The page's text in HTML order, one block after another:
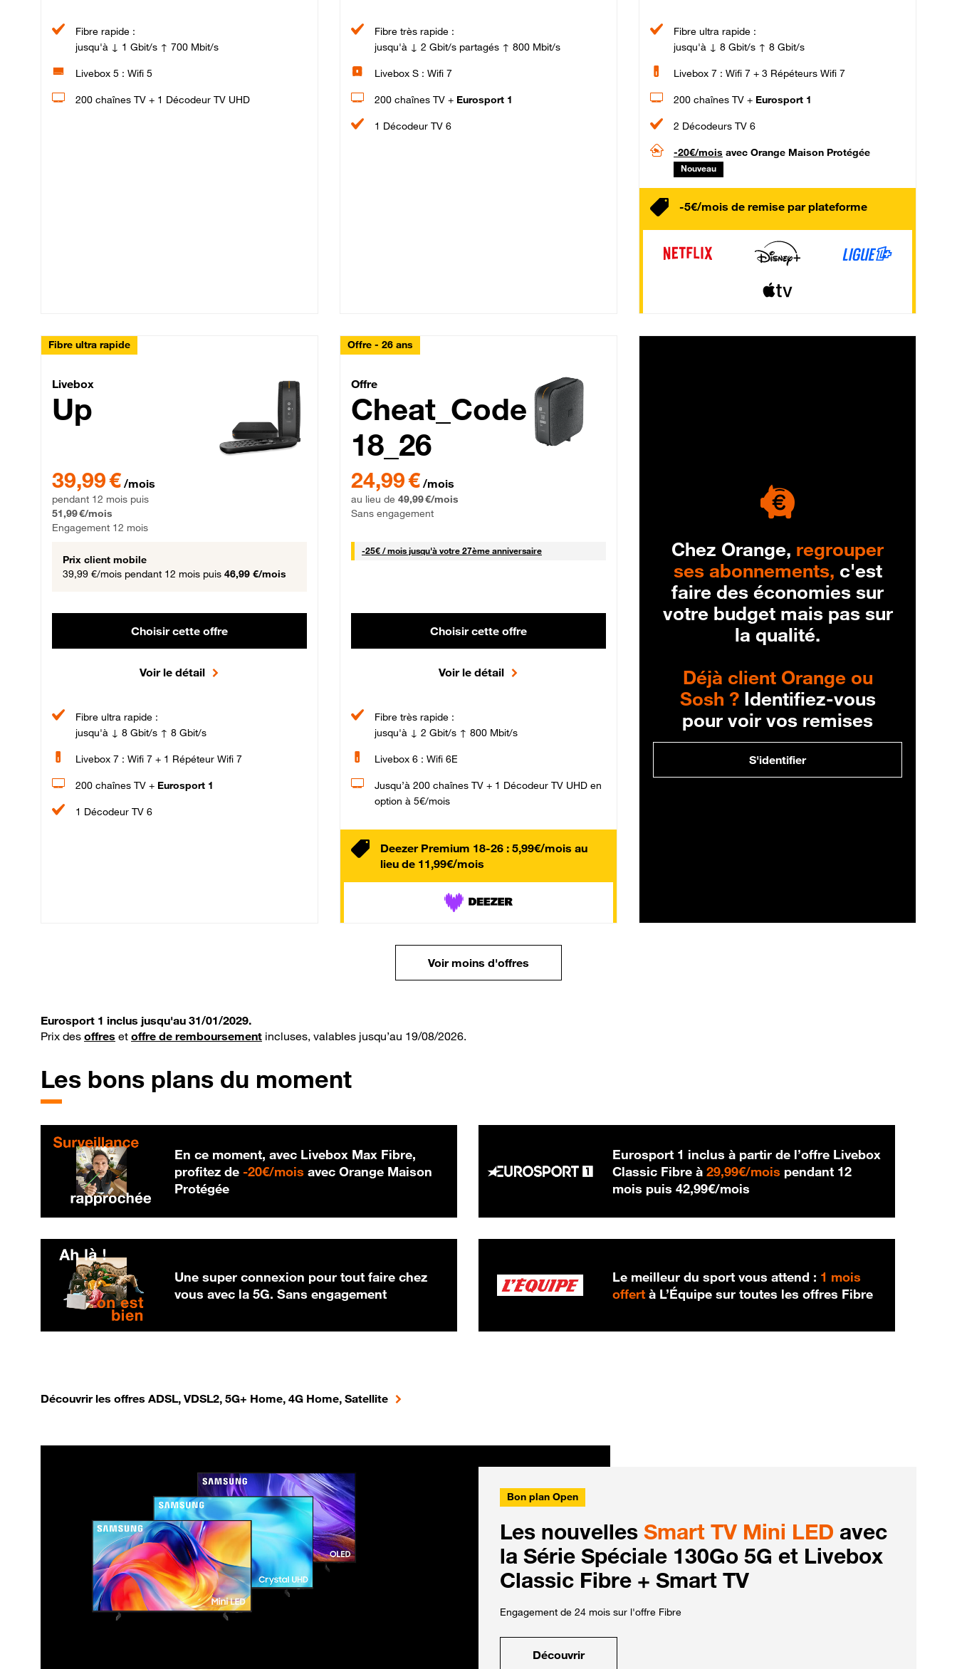
Fibre rapide :
jusqu'à ↓ 1 Gbit/s ↑ 700 Mbit/s
Livebox 5 : Wifi 5
200 chaînes TV + 1 Décodeur TV UHD
Fibre très rapide :
jusqu'à ↓ 2 Gbit/s partagés ↑ 800 Mbit/s
Livebox S : Wifi 7
200 chaînes TV + Eurosport 1
1 Décodeur TV 6
Fibre ultra rapide :
jusqu'à ↓ 8 Gbit/s ↑ 8 Gbit/s
Livebox 7 : Wifi 7 + 3 Répéteurs Wifi 7
200 chaînes TV + Eurosport 1
2 Décodeurs TV 6
-20€/mois avec Orange Maison Protégée
Nouveau
-5€/mois de remise par plateforme
Fibre ultra rapide
Livebox Up Fibre
Livebox
Up
39,99 € /mois
pendant 12 mois puis
51,99 €/mois
Engagement 12 mois
Prix client mobile
39,99 €/mois pendant 12 mois puis 46,99 €/mois
Choisir cette offre
Voir le détail
Fibre ultra rapide :
jusqu'à ↓ 8 Gbit/s ↑ 8 Gbit/s
Livebox 7 : Wifi 7 + 1 Répéteur Wifi 7
200 chaînes TV + Eurosport 1
1 Décodeur TV 6
Offre - 26 ans
Cheat_Code Fibre_18_26
Offre
Cheat_Code
18_26
24,99 € /mois
au lieu de 49,99 €/mois
Sans engagement
-25€ / mois25 € par mois
jusqu'à votre 27ème anniversaire
Choisir cette offre
Voir le détail
Fibre très rapide :
jusqu'à ↓ 2 Gbit/s ↑ 800 Mbit/s
Livebox 6 : Wifi 6E
Jusqu’à 200 chaînes TV + 1 Décodeur TV UHD en
option à 5€/mois
Deezer Premium 18-26 : 5,99€/mois au
lieu de 11,99€/mois
Chez Orange, regrouper
ses abonnements, c'est
faire des économies sur
votre budget mais pas sur
la qualité.
Déjà client Orange ou
Sosh ?Identifiez-vous
pour voir vos remises
S'identifier
Voir moins d'offres
Eurosport 1 inclus jusqu'au 31/01/2029.
Prix des offres et offre de remboursement incluses, valables jusqu’au 19/08/2026.
Les bons plans du moment
En ce moment, avec Livebox Max Fibre,
profitez de -20€/mois 20 € par mois
avec Orange Maison
Protégée
Eurosport 1 inclus à partir de l’offre Livebox
Classic Fibre à29,99€/mois 29,99 € par mois
pendant 12
mois puis42,99€/mois
Une super connexion pour tout faire chez
vous avec la 5G. Sans engagement
Le meilleur du sport vous attend : 1 mois
offert à L’Équipe sur toutes les offres Fibre
Découvrir les offres ADSL, VDSL2, 5G+ Home, 4G Home, Satellite
Bon plan Open
Les nouvelles Smart TV Mini LED avec
la Série Spéciale 130Go 5G et Livebox
Classic Fibre + Smart TV
Engagement de 24 mois sur l'offre Fibre
Découvrir